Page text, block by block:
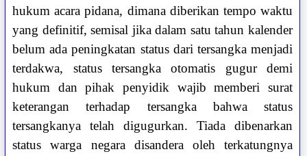
hukum acara pidana, dimana diberikan tempo waktu
yang definitif, semisal jika dalam satu tahun kalender
belum ada peningkatan status dari tersangka menjadi
terdakwa, status tersangka otomatis gugur demi
hukum dan pihak penyidik wajib memberi surat
keterangan terhadap tersangka bahwa status
tersangkanya telah digugurkan. Tiada dibenarkan
status warga negara disandera oleh terkatungnya